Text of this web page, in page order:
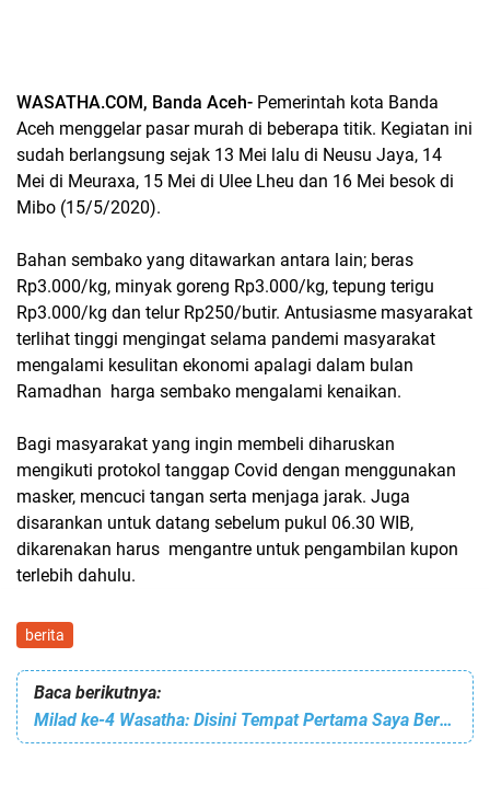
WASATHA.COM, Banda Aceh- Pemerintah kota Banda
Aceh menggelar pasar murah di beberapa titik. Kegiatan ini
sudah berlangsung sejak 13 Mei lalu di Neusu Jaya, 14
Mei di Meuraxa, 15 Mei di Ulee Lheu dan 16 Mei besok di
Mibo (15/5/2020).
Bahan sembako yang ditawarkan antara lain; beras
Rp3.000/kg, minyak goreng Rp3.000/kg, tepung terigu
Rp3.000/kg dan telur Rp250/butir. Antusiasme masyarakat
terlihat tinggi mengingat selama pandemi masyarakat
mengalami kesulitan ekonomi apalagi dalam bulan
Ramadhan harga sembako mengalami kenaikan.
Bagi masyarakat yang ingin membeli diharuskan
mengikuti protokol tanggap Covid dengan menggunakan
masker, mencuci tangan serta menjaga jarak. Juga
disarankan untuk datang sebelum pukul 06.30 WIB,
dikarenakan harus mengantre untuk pengambilan kupon
terlebih dahulu.
berita
Baca berikutnya:
Milad ke-4 Wasatha: Disini Tempat Pertama Saya Berproses